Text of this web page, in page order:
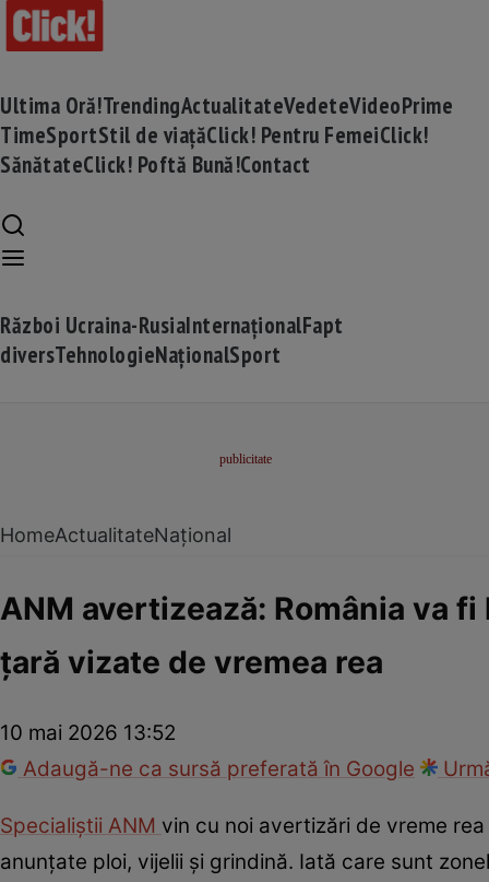
Ultima Oră!TrendingActualitateVedeteVideoPrime
TimeSportStil de viațăClick! Pentru FemeiClick!
SănătateClick! Poftă Bună!Contact
Război Ucraina-RusiaInternaționalFapt
diversTehnologieNaționalSport
HomeActualitateNațional
ANM avertizează: România va
țară vizate de vremea rea
10 mai 2026 13:52
Adaugă-ne ca sursă preferată în Google
Specialiștii ANM vin cu noi avertizări de vreme
anunțate ploi, vijelii și grindină. Iată care sunt